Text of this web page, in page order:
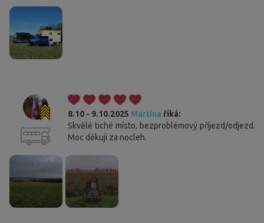
8.10 - 9.10.2025 Martina říká:
Skvělé tiché místo, bezproblémový příjezd/odjezd.
Moc děkuji za nocleh.